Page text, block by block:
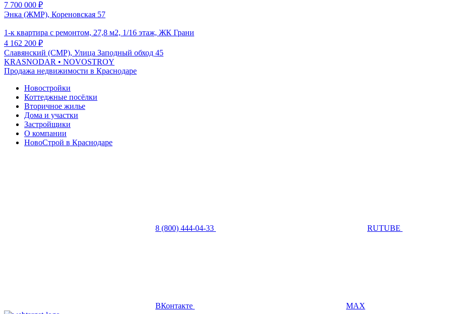
7 700 000 ₽
Энка (ЖМР), Кореновская 57
1-к квартира с ремонтом, 27,8 м2, 1/16 этаж, ЖК Грани
4 162 200 ₽
Славянский (СМР), Улица Заподный обход 45
KRASNODAR • NOVOSTROY
Продажа недвижимости в Краснодаре
Новостройки
Коттеджные посёлки
Вторичное жилье
Дома и участки
Застройщики
О компании
НовоСтрой в Краснодаре
8 (800) 444-04-33 RUTUBE
ВКонтакте MAX